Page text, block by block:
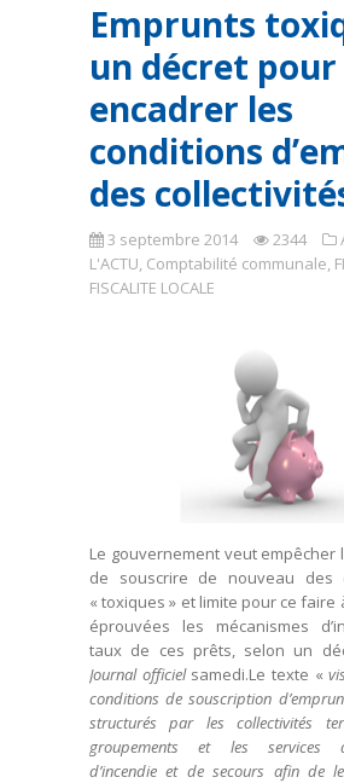
Emprunts
un décret pour
encadrer les
conditions
des
3 septembre 2014 2344
L'ACTU, Comptabilité communale,
FISCALITE LOCALE
Le gouvernement veut empêcher
de souscrire de nouveau des
« toxiques » et limite pour ce faire
éprouvées les mécanismes
taux de ces prêts, selon un
Journal officiel samedi.Le texte «
conditions de souscription
structurés par les collectivités
groupements et les services
d’incendie et de secours afin de